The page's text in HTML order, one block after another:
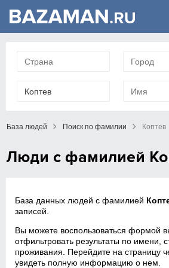
База людей Поиск по фамилии Коптев
Люди с фамилией
База данных людей с фамилией
записей.
Вы можете воспользоваться формой
отфильтровать результаты по имени,
проживания. Перейдите на страницу
увидеть полную информацию о нем.